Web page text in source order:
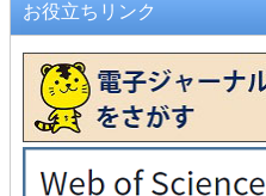
お役立ちリンク